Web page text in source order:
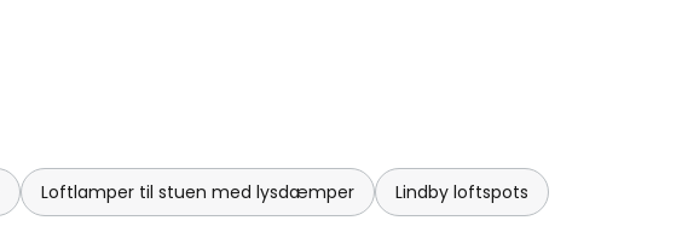
Loftlamper til stuen med lysdæmper Lindby loftspots